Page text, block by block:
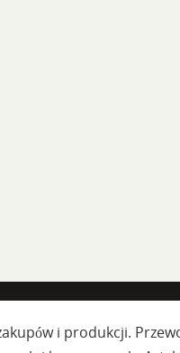
i produkcji.